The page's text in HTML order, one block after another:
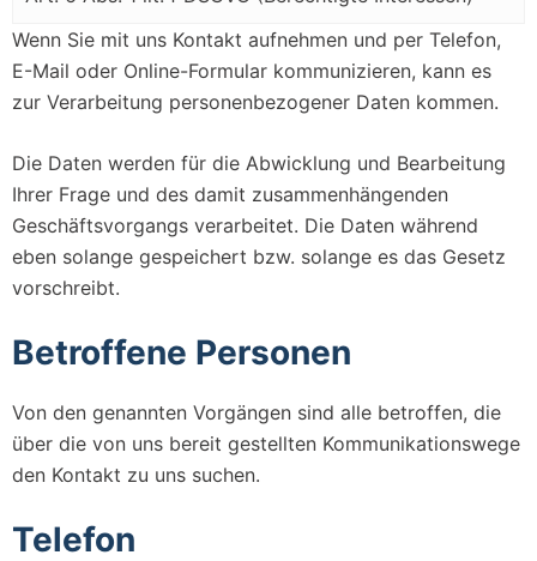
Wenn Sie mit uns Kontakt aufnehmen und per Telefon,
E-Mail oder Online-Formular kommunizieren, kann es
zur Verarbeitung personenbezogener Daten kommen.
Die Daten werden für die Abwicklung und Bearbeitung
Ihrer Frage und des damit zusammenhängenden
Geschäftsvorgangs verarbeitet. Die Daten während
eben solange gespeichert bzw. solange es das Gesetz
vorschreibt.
Betroffene Personen
Von den genannten Vorgängen sind alle betroffen, die
über die von uns bereit gestellten Kommunikationswege
den Kontakt zu uns suchen.
Telefon